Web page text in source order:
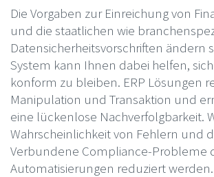
Die Vorgaben zur Einreichung von
und die staatlichen wie
Datensicherheitsvorschriften ändern
System kann Ihnen dabei helfen,
konform zu bleiben. ERP Lösungen
Manipulation und Transaktion und
eine lückenlose Nachverfolgbarkeit.
Wahrscheinlichkeit von Fehlern und
Verbundene Compliance-Probleme
Automatisierungen reduziert werden.